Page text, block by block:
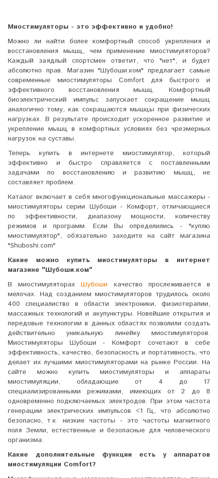
Миостимуляторы - это эффективно и удобно!
Можно ли найти более комфортный способ укрепления и
восстановления мышц, чем применение миостимуляторов?
Каждый заядлый спортсмен ответит, что "нет", и будет
абсолютно прав. Магазин "Шубоши.ком" предлагает самые
современные миостимуляторы Comfort для быстрого и
эффективного восстановления мышц. Комфортный
биоэлектрический импульс запускает сокращение мышц
аналогично тому, как сокращаются мышцы при физических
нагрузках. В результате происходит ускоренное развитие и
укрепление мышц в комфортных условиях без чрезмерных
нагрузок на суставы.
Теперь купить в интернете миостимулятор, который
эффективно и быстро справляется с поставленными
задачами по восстановлению и развитию мышц, не
составляет проблем.
Каталог включает в себя многофункциональные массажеры -
миостимуляторы серии Шубоши - Комфорт, отличающиеся
по эффективности, диапазону мощности, количеству
режимов и программ. Если Вы определились - "куплю
миостимулятор", обязательно заходите на сайт магазина
"Shuboshi.com"
Какие можно купить миостимуляторы в интернет
магазине "Шубоши.ком"
В миостимуляторахШубоши качество прослеживается в
мелочах. Над созданием миостимуляторов трудилось около
400 специалиство в области электроники, физиотерапии,
массажных технологий и акупунктуры. Новейшие открытия и
передовые технологии в данных областях позволили создать
действительно уникальную линейку миостимуляторов.
Миостимуляторы Шубоши - Комфорт сочетают в себе
эффективность, качество, безопасность и портативность, что
делает их лучшими миостимуляторами на рынке России. На
сайте можно купить миостимуляторы и аппараты
миостимуляции, обладающие от 4 до 17
специализированными режимами, имеющих от 2 до 8
одновременно подключаемых электродов. При этом частота
генерации электрических импульсов <1 Гц, что абсолютно
безопасно, т.к. низкие частоты - это частоты магнитного
поля Земли, естественные и безопасные для человеческого
организма.
Какие дополнительные функции есть у аппаратов
миостимуляции Comfort?